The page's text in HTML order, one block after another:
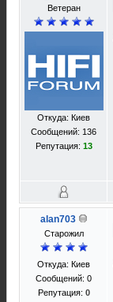
Ветеран
Откуда: Киев
Сообщений: 136
Репутация: 13
alan703
Старожил
Откуда: Киев
Сообщений: 0
Репутация: 0